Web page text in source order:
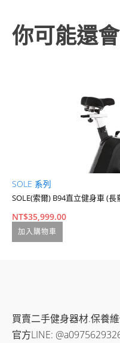
你可能還
加入購物車
SOLE 系列
SOLE(索爾) B94直立健身車 (長
NT$35,999.00
買賣二手健身器材.保養
官方LINE: